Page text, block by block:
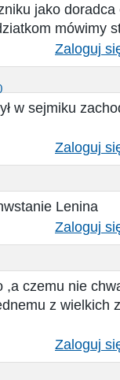
jako
mówimy
Zaloguj
w sejmiku
Zaloguj
Lenina
Zaloguj
czemu nie
z wielkich
Zaloguj